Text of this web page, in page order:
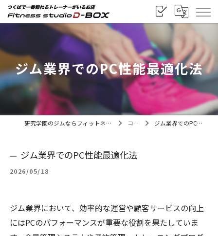
ジム業界でのPC性能最適化法
研究学園のジムならフィットネススタジオD-BOX コラム ジム業界でのPC性能最適化法
ジム業界でのPC性能最適化法
2026/05/18
ジム業界において、効率的な運営や顧客サービスの向上
にはPCのパフォーマンスが重要な役割を果たしていま